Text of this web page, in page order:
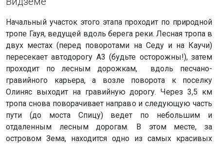
Начальный участок этого этапа проходит по природной
тропе Гауя, ведущей вдоль берега реки. Лесная тропа в
двух местах (перед поворотами на Седу и на Каучи)
пересекает автодорогу А3 (будьте осторожны!), затем
проходит по лесным дорожкам, вдоль песчано-
гравийного карьера, а возле поворота к поселку
Олиняс выходит на гравийную дорогу. Через 3,5 км
тропа снова поворачивает направо и следующую часть
пути (до моста Спицу) ведет по небольшим и
отдаленным лесным дорогам. В этом месте, за
островом Зема, находится одно из самых красивых